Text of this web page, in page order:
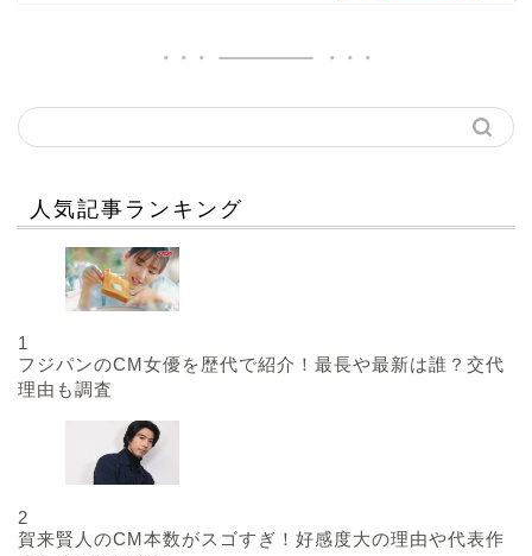
人気記事ランキング
1
フジパンのCM女優を歴代で紹介！最長や最新は誰？交代
理由も調査
2
賀来賢人のCM本数がスゴすぎ！好感度大の理由や代表作